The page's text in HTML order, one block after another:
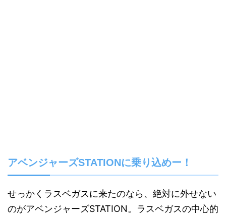
アベンジャーズSTATIONに乗り込めー！
せっかくラスベガスに来たのなら、絶対に外せない
のがアベンジャーズSTATION。ラスベガスの中心的